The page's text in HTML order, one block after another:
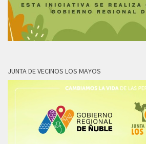
JUNTA DE VECINOS LOS MAYOS